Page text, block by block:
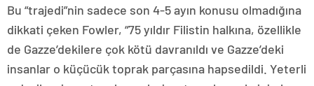
Bu “trajedi”nin sadece son 4-5 ayın konusu olmadığına
dikkati çeken Fowler, “75 yıldır Filistin halkına, özellikle
de Gazze’dekilere çok kötü davranıldı ve Gazze’deki
insanlar o küçücük toprak parçasına hapsedildi. Yeterli